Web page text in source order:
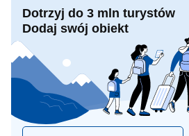
Dotrzyj do 3 mln turystów
Dodaj swój obiekt